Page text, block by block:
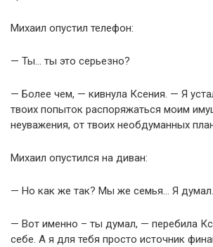
Михаил опустил телефон:
— Ты… ты это серьезно?
— Более чем, — кивнула Ксения. — Я
твоих попыток распоряжаться моим
неуважения, от твоих необдуманных
Михаил опустился на диван:
— Но как же так? Мы же семья… Я
— Вот именно – ты думал, — перебила
себе. А я для тебя просто источник